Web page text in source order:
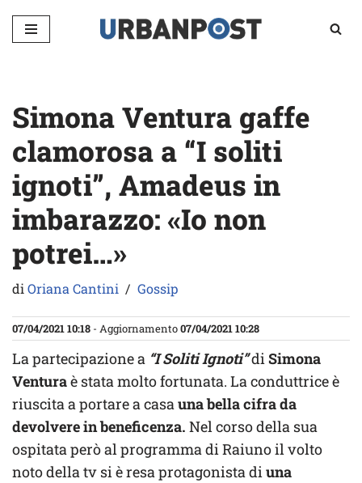
Vai
Simona Ventura gaffe
clamorosa a “I soliti
ignoti”, Amadeus in
imbarazzo: «Io non
potrei…»
diOriana Cantini Gossip
07/04/2021 10:18 - Aggiornamento07/04/2021 10:28
La partecipazione a “I Soliti Ignoti”diSimona
Venturaè stata molto fortunata. La conduttrice è
riuscita a portare a casauna bella cifra da
devolvere in beneficenza. Nel corso della sua
ospitata però al programma di Raiuno il volto
noto della tv si è resa protagonista diuna